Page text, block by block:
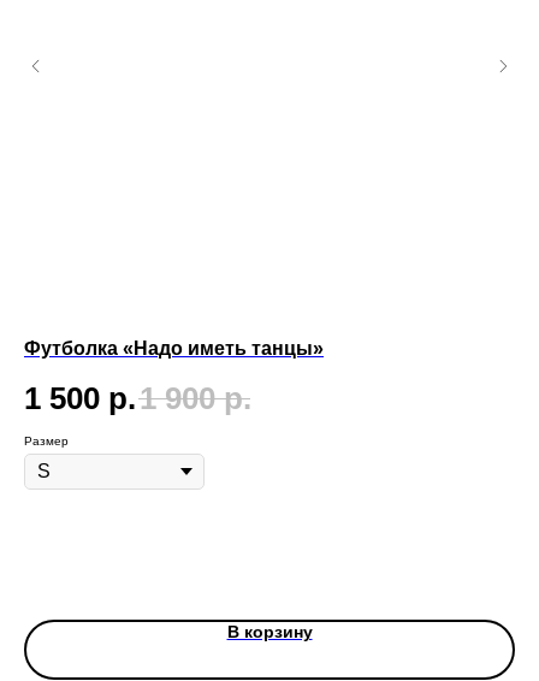
Футболка «Надо иметь танцы»
1 500 р.1 900 р.
Размер
В корзину